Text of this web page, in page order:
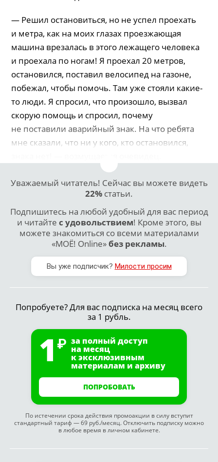
— Решил остановиться, но не успел проехать
и метра, как на моих глазах проезжающая
машина врезалась в этого лежащего человека
и проехала по ногам! Я проехал 20 метров,
остановился, поставил велосипед на газоне,
побежал, чтобы помочь. Там уже стояли какие-
то люди. Я спросил, что произошло, вызвал
скорую помощь и спросил, почему
не поставили аварийный знак. На что ребята
мне сказали, что ни у кого, кто остановился,
Уважаемый читатель! Сейчас вы можете видеть
22% статьи.
Подпишитесь на любой удобный для вас период
и читайте с удовольствием! Кроме этого, вы
можете знакомиться со всеми материалами
«МОЁ! Online»без рекламы.
Вы уже подписчик? Милости просим
Попробуете? Для вас подписка на месяц всего
за 1 рубль.
1 за полный доступ
на месяц
к эксклюзивным
материалам и архиву
ПОПРОБОВАТЬ
По истечении срока действия промоакции в силу вступит
стандартный тариф — 69 руб./месяц. Отключить подписку можно
в любое время в личном кабинете.